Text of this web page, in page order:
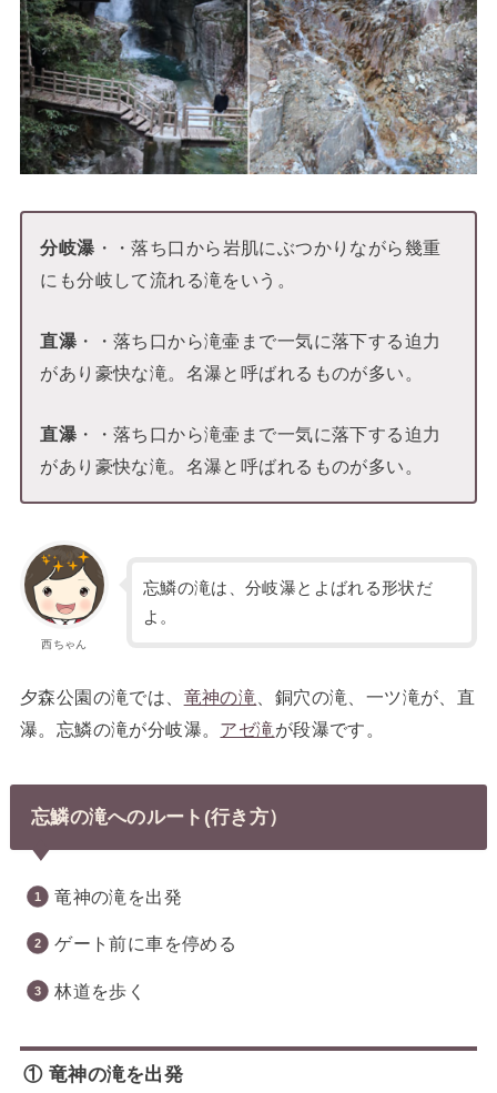
分岐瀑 ・・落ち口から岩肌にぶつかりながら幾重
にも分岐して流れる滝をいう。
直瀑 ・・落ち口から滝壷まで一気に落下する迫力
があり豪快な滝。名瀑と呼ばれるものが多い。
直瀑 ・・落ち口から滝壷まで一気に落下する迫力
があり豪快な滝。名瀑と呼ばれるものが多い。
西ちゃん
忘鱗の滝は、分岐瀑とよばれる形状だ
よ。
夕森公園の滝では、 竜神の滝 、銅穴の滝、一ツ滝が、直
瀑。忘鱗の滝が分岐瀑。 アゼ滝が段瀑です。
忘鱗の滝へのルート(行き方）
竜神の滝を出発
ゲート前に車を停める
林道を歩く
① 竜神の滝を出発